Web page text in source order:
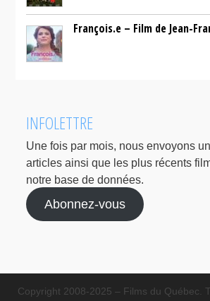
François.e – Film de Jean-
INFOLETTRE
Une fois par mois, nous envoyons
articles ainsi que les plus récents
notre base de données.
Abonnez-vous
Copyright 2008-2025 – Films du Québec.